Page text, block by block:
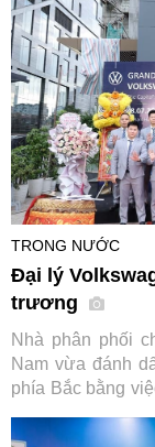
TRONG NƯỚC
Đại lý
trương
Nhà phân phối
Nam vừa đánh
phía Bắc bằng
dụng cho loạt